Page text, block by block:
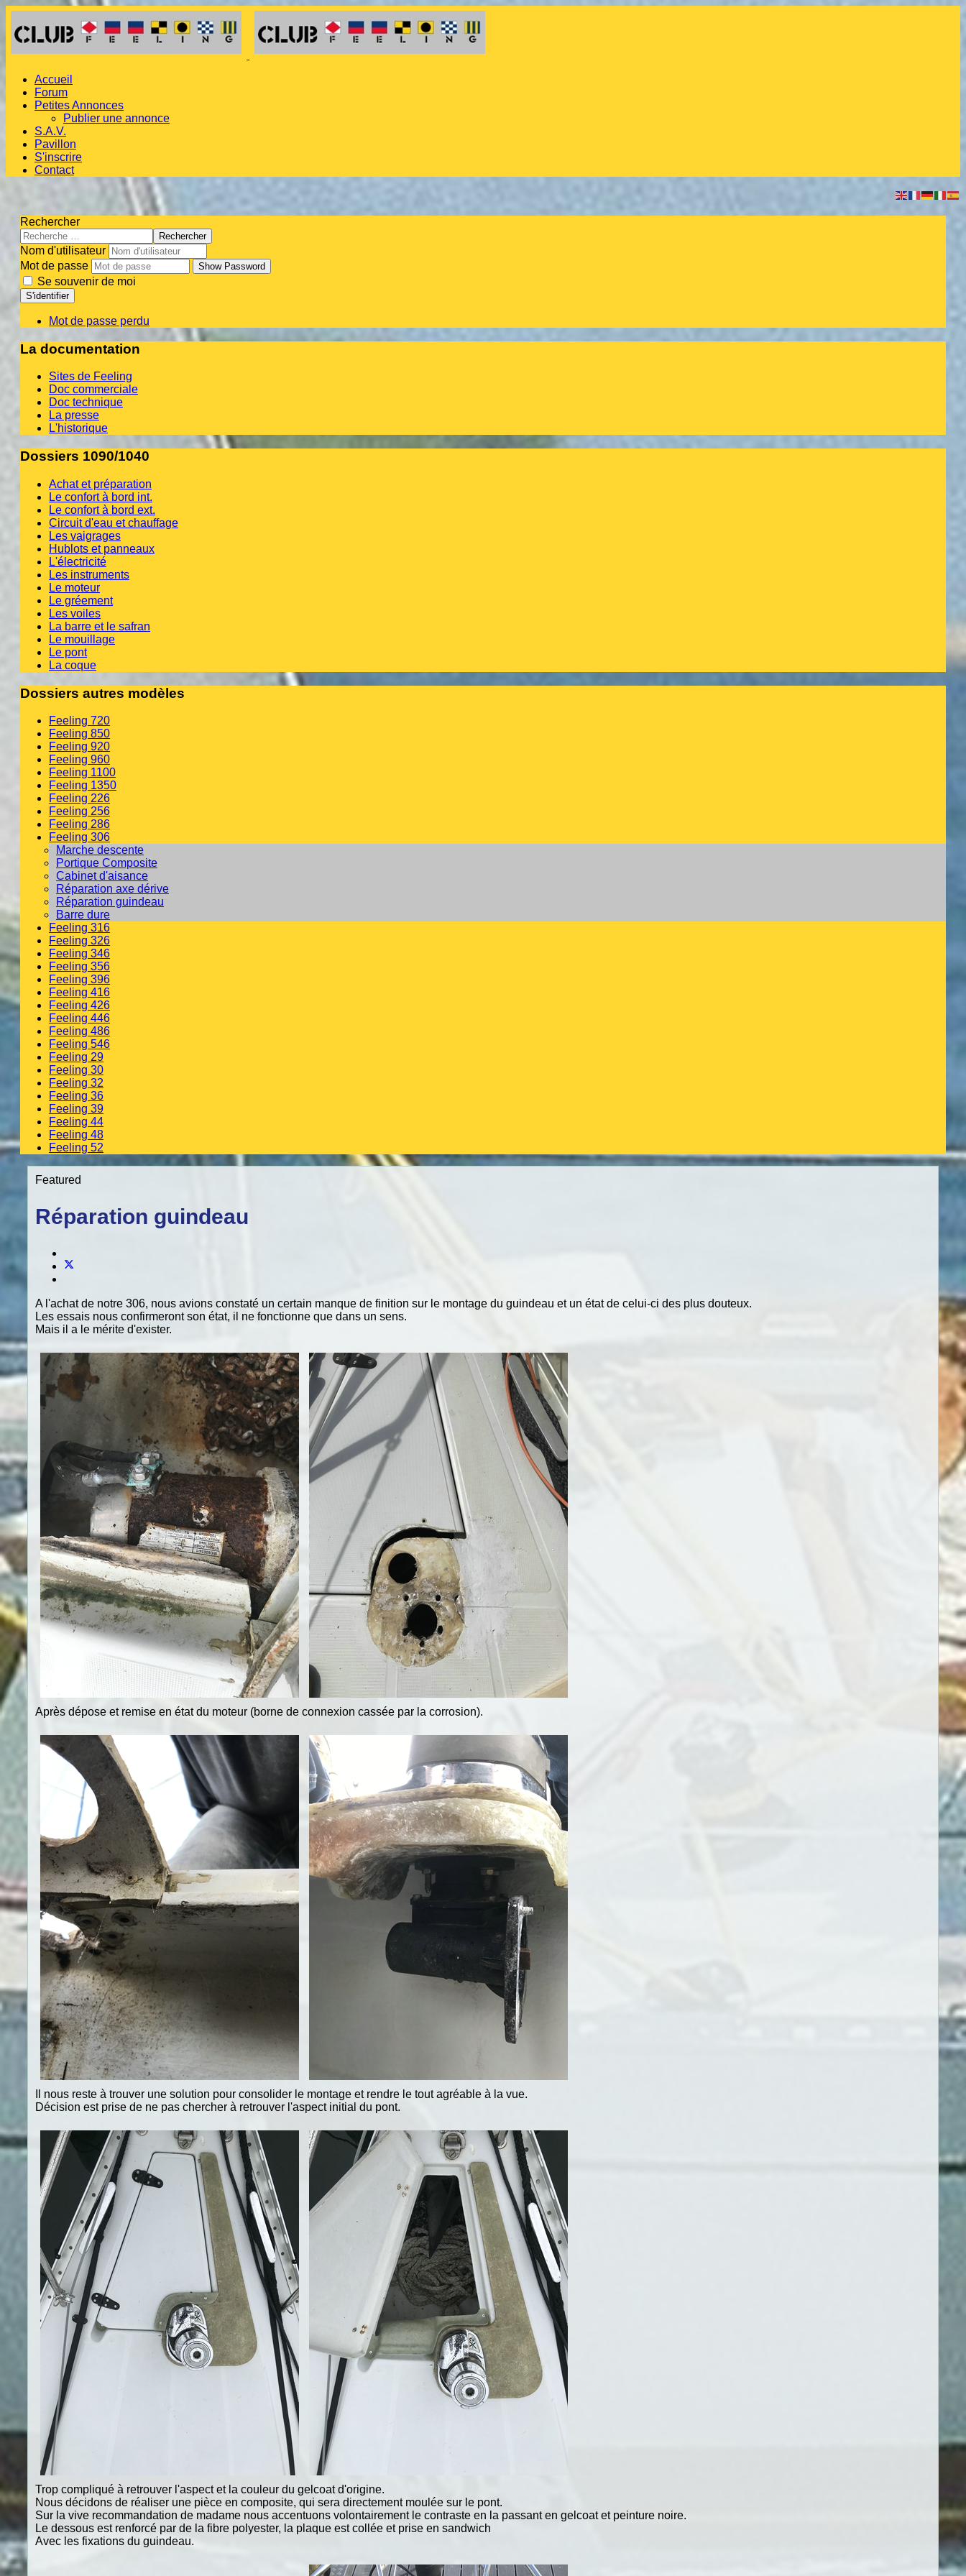
Accueil
Forum
Petites Annonces
Publier une annonce
S.A.V.
Pavillon
S'inscrire
Contact
Rechercher
Rechercher
Nom d'utilisateur
Mot de passe
Show Password
Se souvenir de moi
S'identifier
Mot de passe perdu
La documentation
Sites de Feeling
Doc commerciale
Doc technique
La presse
L'historique
Dossiers 1090/1040
Achat et préparation
Le confort à bord int.
Le confort à bord ext.
Circuit d'eau et chauffage
Les vaigrages
Hublots et panneaux
L'électricité
Les instruments
Le moteur
Le gréement
Les voiles
La barre et le safran
Le mouillage
Le pont
La coque
Dossiers autres modèles
Feeling 720
Feeling 850
Feeling 920
Feeling 960
Feeling 1100
Feeling 1350
Feeling 226
Feeling 256
Feeling 286
Feeling 306
Marche descente
Portique Composite
Cabinet d'aisance
Réparation axe dérive
Réparation guindeau
Barre dure
Feeling 316
Feeling 326
Feeling 346
Feeling 356
Feeling 396
Feeling 416
Feeling 426
Feeling 446
Feeling 486
Feeling 546
Feeling 29
Feeling 30
Feeling 32
Feeling 36
Feeling 39
Feeling 44
Feeling 48
Feeling 52
Featured
Réparation guindeau
A l'achat de notre 306, nous avions constaté un certain manque de finition sur le montage du guindeau et un état de celui-ci des plus douteux.
Les essais nous confirmeront son état, il ne fonctionne que dans un sens.
Mais il a le mérite d'exister.
Après dépose et remise en état du moteur (borne de connexion cassée par la corrosion).
Il nous reste à trouver une solution pour consolider le montage et rendre le tout agréable à la vue.
Décision est prise de ne pas chercher à retrouver l'aspect initial du pont.
Trop compliqué à retrouver l'aspect et la couleur du gelcoat d'origine.
Nous décidons de réaliser une pièce en composite, qui sera directement moulée sur le pont.
Sur la vive recommandation de madame nous accentuons volontairement le contraste en la passant en gelcoat et peinture noire.
Le dessous est renforcé par de la fibre polyester, la plaque est collée et prise en sandwich
Avec les fixations du guindeau.